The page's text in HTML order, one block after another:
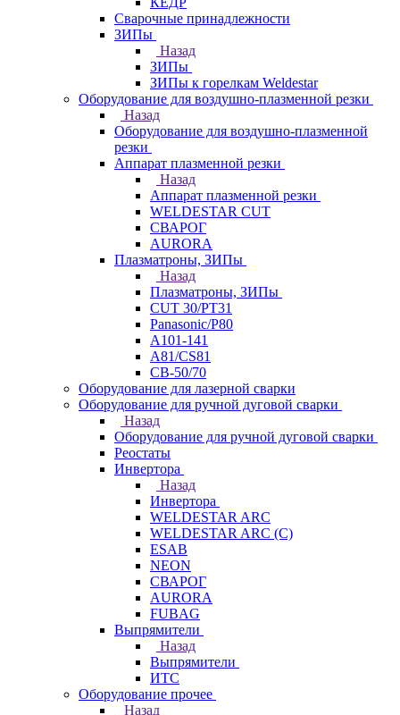
Сварочные принадлежности
ЗИПы
Назад
ЗИПы
ЗИПы к горелкам Weldestar
Оборудование для воздушно-плазменной резки
Назад
Оборудование для воздушно-плазменной
резки
Аппарат плазменной резки
Назад
Аппарат плазменной резки
WELDESTAR CUT
СВАРОГ
AURORA
Плазматроны, ЗИПы
Назад
Плазматроны, ЗИПы
CUT 30/PT31
Panasonic/P80
А101-141
А81/CS81
СВ-50/70
Оборудование для лазерной сварки
Оборудование для ручной дуговой сварки
Назад
Оборудование для ручной дуговой сварки
Реостаты
Инвертора
Назад
Инвертора
WELDESTAR ARC
WELDESTAR ARC (С)
ESAB
NEON
СВАРОГ
AURORA
FUBAG
Выпрямители
Назад
Выпрямители
ИТС
Оборудование прочее
Назад